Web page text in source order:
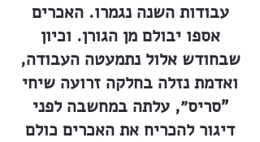
עבודות השנה נגמרו. האכרים
אספו יבולם מן הגורן. וכיון
שבחודש אלול נתמעטה העבודה,
ואדמת נזלה בחלקה זרועה שיחי
"סריס״, עלתה במחשבה לפני
דיגור להכריח את האכרים כולם